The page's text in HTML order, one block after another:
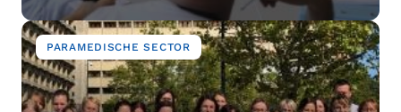
PARAMEDISCHE SECTOR
Image